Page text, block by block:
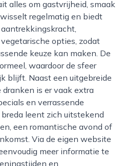
regelmatig en biedt
opties, zodat
keuze kan maken. De
waardoor de sfeer
blijft. Naast een uitgebreide
is er vaak extra
en verrassende
leent zich uitstekend
een romantische avond of
Via de eigen website
meer informatie te
en